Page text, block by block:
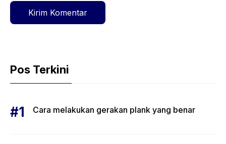
Pos Terkini
Cara melakukan gerakan plank yang benar